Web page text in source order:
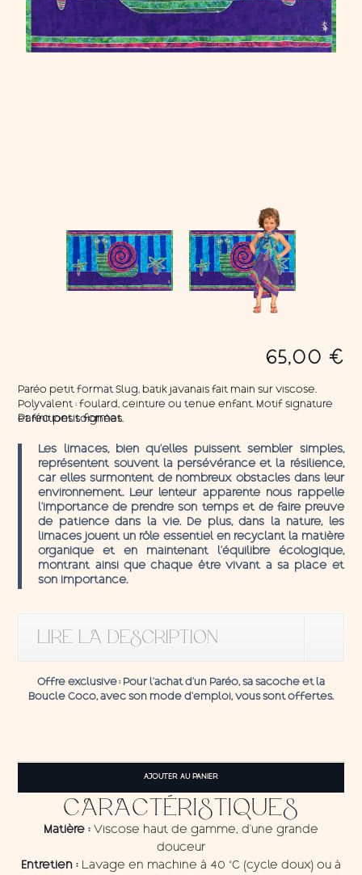
65,00 €
Paréo petit format Slug, batik javanais fait main sur viscose.
Polyvalent : foulard, ceinture ou tenue enfant. Motif signature
et finitions soignées.
Paréo petit format
Les limaces, bien qu’elles puissent sembler simples,
représentent souvent la persévérance et la résilience,
car elles surmontent de nombreux obstacles dans leur
environnement. Leur lenteur apparente nous rappelle
l’importance de prendre son temps et de faire preuve
de patience dans la vie. De plus, dans la nature, les
limaces jouent un rôle essentiel en recyclant la matière
organique et en maintenant l’équilibre écologique,
montrant ainsi que chaque être vivant a sa place et
son importance.
LIRE LA DESCRIPTION
Offre exclusive: Pour l’achat d’un Paréo, sa sacoche et la
Boucle Coco,avec son mode d'emploi, vous sont offertes.
Pareo
Slug
AJOUTER AU PANIER
CARACTÉRISTIQUES
Matière : Viscose haut de gamme, d'une grande
douceur
Entretien : Lavage en machine à 40 °C (cycle doux) ou à